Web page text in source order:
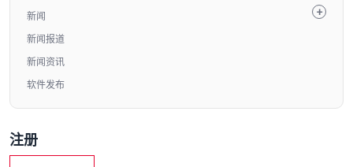
新闻
新闻报道
新闻资讯
软件发布
注册